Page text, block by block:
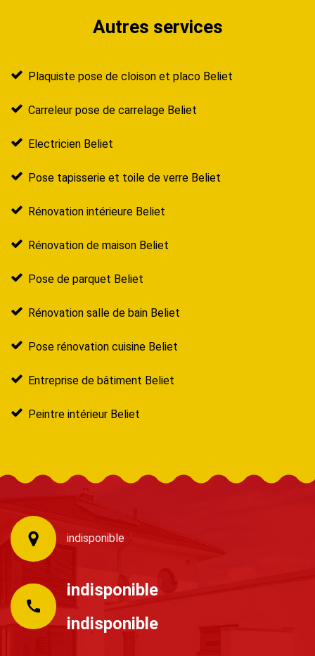
Autres services
Plaquiste pose de cloison et placo Beliet
Carreleur pose de carrelage Beliet
Electricien Beliet
Pose tapisserie et toile de verre Beliet
Rénovation intérieure Beliet
Rénovation de maison Beliet
Pose de parquet Beliet
Rénovation salle de bain Beliet
Pose rénovation cuisine Beliet
Entreprise de bâtiment Beliet
Peintre intérieur Beliet
indisponible
indisponible
indisponible